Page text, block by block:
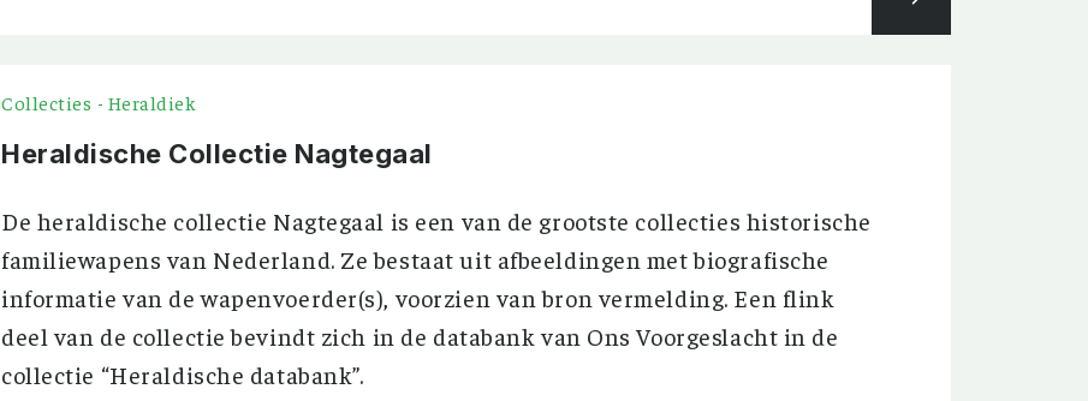
Collecties - Heraldiek
Heraldische Collectie Nagtegaal
De heraldische collectie Nagtegaal is een van de grootste collecties historische
familiewapens van Nederland. Ze bestaat uit afbeeldingen met biografische
informatie van de wapenvoerder(s), voorzien van bron vermelding. Een flink
deel van de collectie bevindt zich in de databank van Ons Voorgeslacht in de
collectie “Heraldische databank”.